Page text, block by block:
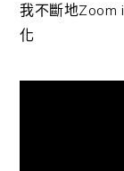
我不斷地Zoom
化